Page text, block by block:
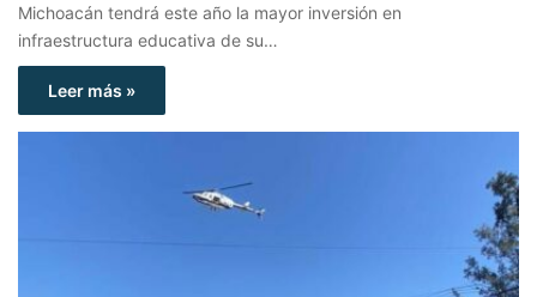
Michoacán tendrá este año la mayor inversión en
infraestructura educativa de su…
Leer más »